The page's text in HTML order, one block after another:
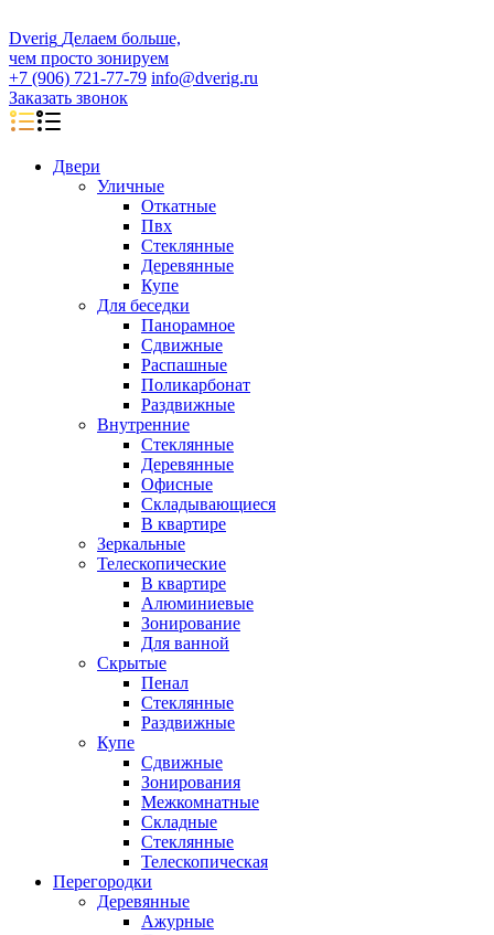
Dverig Делаем больше,
чем просто зонируем
+7 (906) 721-77-79 info@dverig.ru
Заказать звонок
Двери
Уличные
Откатные
Пвх
Стеклянные
Деревянные
Купе
Для беседки
Панорамное
Сдвижные
Распашные
Поликарбонат
Раздвижные
Внутренние
Стеклянные
Деревянные
Офисные
Складывающиеся
В квартире
Зеркальные
Телескопические
В квартире
Алюминиевые
Зонирование
Для ванной
Скрытые
Пенал
Стеклянные
Раздвижные
Купе
Сдвижные
Зонирования
Межкомнатные
Складные
Стеклянные
Телескопическая
Перегородки
Деревянные
Ажурные